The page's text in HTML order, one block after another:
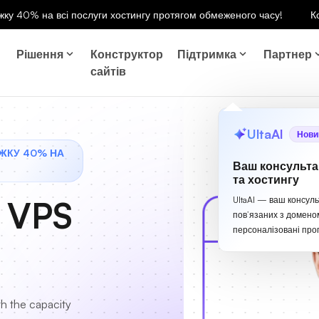
40% на всі послуги хостингу протягом обмеженого часу!
Рішення
Конструктор
сайтів
Підтримка Партнер
UltaAI
Ваш
та хостингу
UltaAI — ваш
пов’язаних з
персоналізовані
40% НА
the capacity